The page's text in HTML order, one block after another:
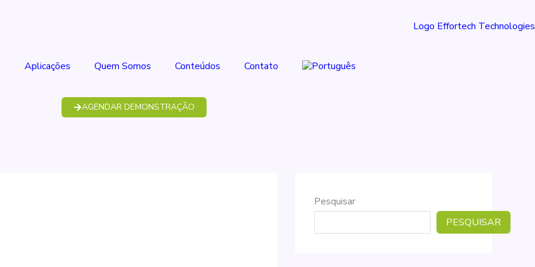
Aplicações Quem Somos Conteúdos Contato
AGENDAR DEMONSTRAÇÃO
Pesquisar
PESQUISAR